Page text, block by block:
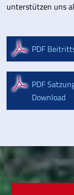
unterstützen uns
PDF
PDF
Download